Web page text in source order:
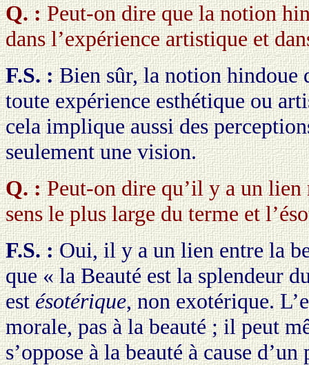
Q. :Peut-on dire que la notion
dans l’expérience artistique et
F.S. :Bien sûr, la notion hindoue
toute expérience esthétique ou
cela implique aussi des
seulement une vision.
Q. :Peut-on dire qu’il y a un lien
sens le plus large du terme et
F.S. :Oui, il y a un lien entre la
que « la Beauté est la splendeur
estésotérique, non exotérique.
morale, pas à la beauté ; il peut
s’oppose à la beauté à cause